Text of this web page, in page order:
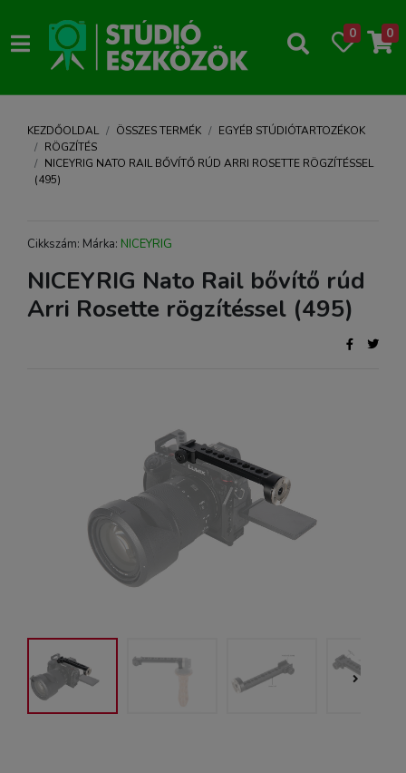
0 0
KEZDŐOLDAL ÖSSZES TERMÉK
EGYÉB STÚDIÓTARTOZÉKOK
RÖGZÍTÉS
NICEYRIG NATO RAIL BŐVÍTŐ RÚD ARRI ROSETTE RÖGZÍTÉSSEL
(495)
Cikkszám: Márka: NICEYRIG
NICEYRIG Nato Rail bővítő rúd
Arri Rosette rögzítéssel (495)